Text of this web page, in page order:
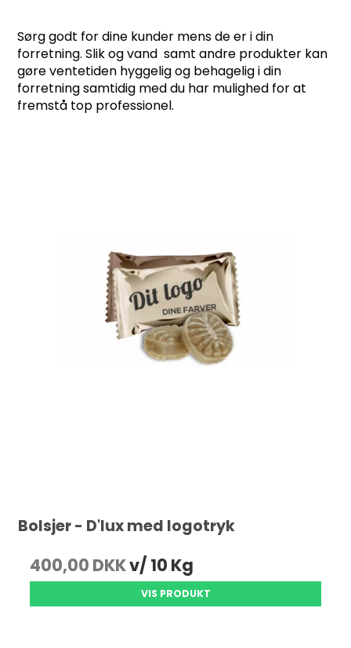
Sørg godt for dine kunder mens de er i din
forretning. Slik og vand samt andre produkter kan
gøre ventetiden hyggelig og behagelig i din
forretning samtidig med du har mulighed for at
fremstå top professionel.
Bolsjer - D'lux med logotryk
400,00 DKKv/ 10 Kg
VIS PRODUKT